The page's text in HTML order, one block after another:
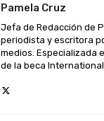
Pamela Cruz
Jefa de Redacción de
periodista y escritora
medios. Especializada
de la beca